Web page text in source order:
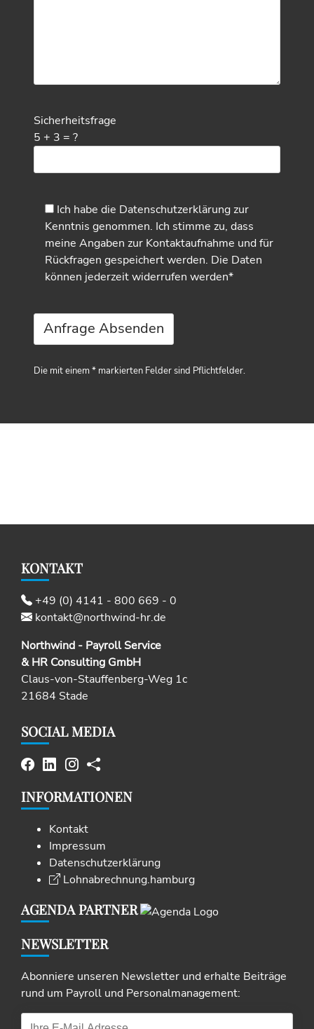
Sicherheitsfrage
5 + 3 = ?
Ich habe die Datenschutzerklärungzur
Kenntnis genommen. Ich stimme zu, dass
meine Angaben zur Kontaktaufnahme und für
Rückfragen gespeichert werden. Die Daten
können jederzeit widerrufen werden*
Die mit einem * markierten Felder sind Pflichtfelder.
KONTAKT
+49 (0) 4141 - 800 669 - 0
kontakt@northwind-hr.de
Northwind - Payroll Service
& HR Consulting GmbH
Claus-von-Stauffenberg-Weg 1c
21684 Stade
SOCIAL MEDIA
INFORMATIONEN
Kontakt
Impressum
Datenschutzerklärung
Lohnabrechnung.hamburg
AGENDA PARTNER
NEWSLETTER
Abonniere unseren Newsletter und erhalte Beiträge
rund um Payroll und Personalmanagement: